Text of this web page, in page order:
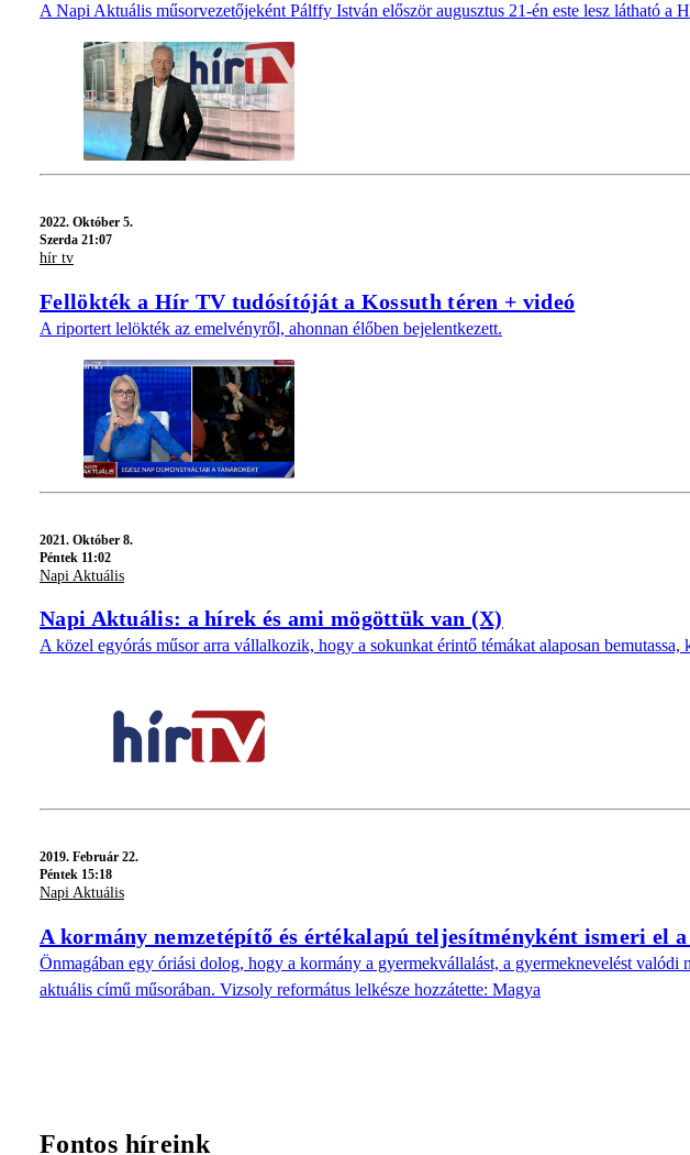
A Napi Aktuális műsorvezetőjeként Pálffy István először augusztus 21-én este lesz látható a
2022. Október 5.
Szerda 21:07
hír tv
Fellökték a Hír TV tudósítóját a Kossuth téren + videó
A riportert lelökték az emelvényről, ahonnan élőben bejelentkezett.
2021. Október 8.
Péntek 11:02
Napi Aktuális
Napi Aktuális: a hírek és ami mögöttük van (X)
A közel egyórás műsor arra vállalkozik, hogy a sokunkat érintő témákat alaposan bemutassa,
2019. Február 22.
Péntek 15:18
Napi Aktuális
A kormány nemzetépítő és értékalapú teljesítményként ismeri el
Önmagában egy óriási dolog, hogy a kormány a gyermekvállalást, a gyermeknevelést
aktuális című műsorában. Vizsoly református lelkésze hozzátette: Magya
Fontos híreink